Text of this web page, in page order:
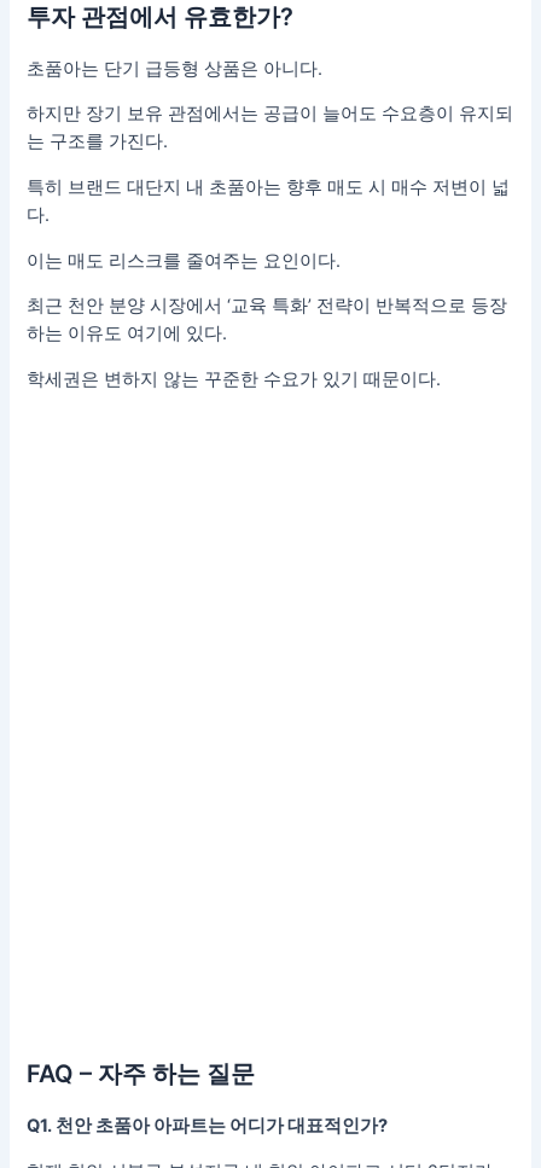
투자 관점에서 유효한가?
초품아는 단기 급등형 상품은 아니다.
하지만 장기 보유 관점에서는 공급이 늘어도 수요층이 유지되
는 구조를 가진다.
특히 브랜드 대단지 내 초품아는 향후 매도 시 매수 저변이 넓
다.
이는 매도 리스크를 줄여주는 요인이다.
최근 천안 분양 시장에서 ‘교육 특화’ 전략이 반복적으로 등장
하는 이유도 여기에 있다.
학세권은 변하지 않는 꾸준한 수요가 있기 때문이다.
FAQ – 자주 하는 질문
Q1. 천안 초품아 아파트는 어디가 대표적인가?